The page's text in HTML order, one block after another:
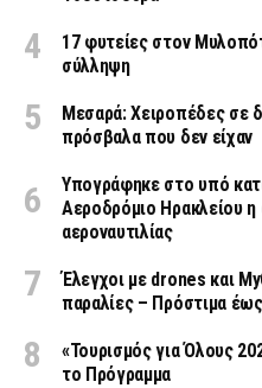
17 φυτείες στον
σύλληψη
Μεσαρά: Χειροπέδες σε
πρόσβαλα που δεν είχαν
Υπογράφηκε στο υπό
Αεροδρόμιο Ηρακλείου
αεροναυτιλίας
Έλεγχοι με drones και
παραλίες – Πρόστιμα
«Τουρισμός για Όλους
το Πρόγραμμα